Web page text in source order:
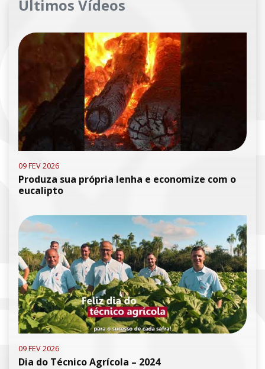
Últimos Vídeos
09 FEV 2026
Produza sua própria lenha e economize com o
eucalipto
09 FEV 2026
Dia do Técnico Agrícola – 2024